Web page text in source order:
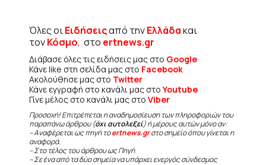
Όλες οιΕιδήσειςαπό τηνΕλλάδακαι
τονΚόσμο, στο ertnews.gr
Διάβασε όλες τις ειδήσεις μας στο Google
Κάνε like στη σελίδα μας στο Facebook
Ακολούθησε μας στο Twitter
Κάνε εγγραφή στο κανάλι μας στοYoutube
Γίνε μέλος στο κανάλι μας στο Viber
Προσοχή! Επιτρέπεται η αναδημοσίευση των πληροφοριών του
παραπάνω άρθρου (όχι αυτολεξεί) ή μέρους αυτών μόνο αν:
– Αναφέρεται ως πηγή τοertnews.grστο σημείο όπου γίνεται η
αναφορά.
– Στο τέλος του άρθρου ως Πηγή
– Σε ένα από τα δύο σημεία να υπάρχει ενεργός σύνδεσμος